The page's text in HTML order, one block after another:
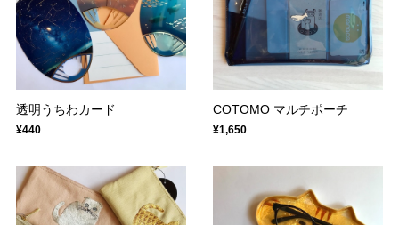
透明うちわカード
¥440
COTOMO マルチポーチ
¥1,650